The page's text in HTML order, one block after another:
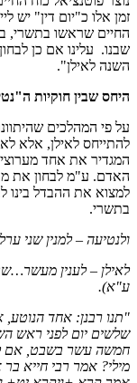
זמן אלו כ"יום דין" יש
החיים שראשו בתשרי,
שבנו. עלינו אם כן
השנה לאילן".
היחס שבין חוקיות
על פי המהלכים
להתייחס לאילן, אלא
המגדיר את אחד
האדם. ע"מ לבחון את
למצוא את ההבדל בינו
בתשרי.
ולנטיעה – למנין שני
לאילן – לענין
ע"א).
"תנו רבנן: אחד
שלשים יום לפני ראש
חמשה עשר בשבט, אם
מילי? אמר רבי חייא